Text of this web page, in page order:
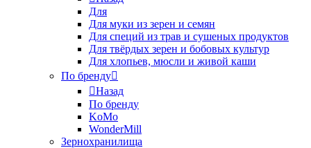
Для
Для муки из зерен и семян
Для специй из трав и сушеных продуктов
Для твёрдых зерен и бобовых культур
Для хлопьев, мюсли и живой каши
По бренду
Назад
По бренду
KoMo
WonderMill
Зернохранилища